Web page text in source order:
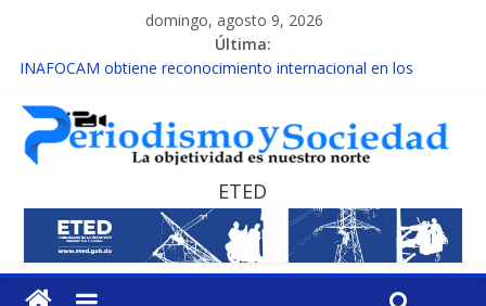
domingo, agosto 9, 2026
Última:
INAFOCAM obtiene reconocimiento internacional en los
15 de febrero de cada año es Día Nacional de la lucha contra el
cáncer infantil
EL ENFOQUE UNILATERAL DE LA COALICIÓN
MESCyT y Universidad Albizu apoyarán rehabilitación de
reclusos
MESCyT presenta calendario de Consulta Nacional por la
Educación
ETED